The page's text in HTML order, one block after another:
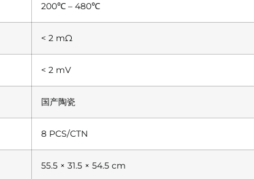
200℃ – 480℃
< 2 mΩ
< 2 mV
国产陶瓷
8 PCS/CTN
55.5 × 31.5 × 54.5 cm